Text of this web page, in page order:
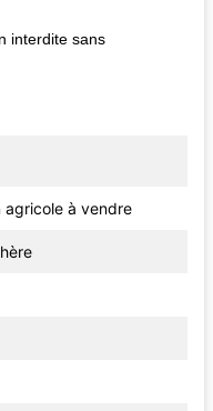
interdite sans
agricole à vendre